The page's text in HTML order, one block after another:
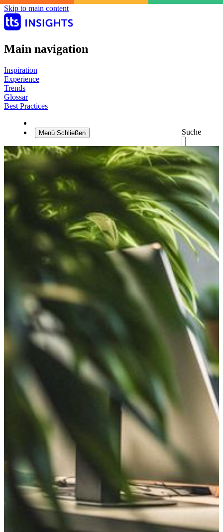
Skip to main content
Main navigation
Inspiration
Experience
Trends
Glossar
Best Practices
Suche
Menü Schließen